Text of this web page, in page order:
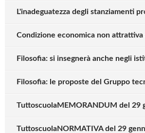
L'inadeguatezza degli stanziamenti
Condizione economica non
Filosofia: si insegnerà anche negli
Filosofia: le proposte del Gruppo
TuttoscuolaMEMORANDUM del 29
TuttoscuolaNORMATIVA del 29
Solo gli utenti registrati